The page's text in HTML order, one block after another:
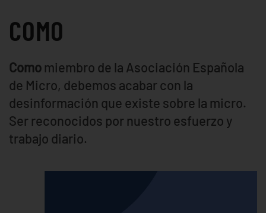
COMO
Como miembro de la Asociación Española
de Micro, debemos acabar con la
desinformación que existe sobre la micro.
Ser reconocidos por nuestro esfuerzo y
trabajo diario.